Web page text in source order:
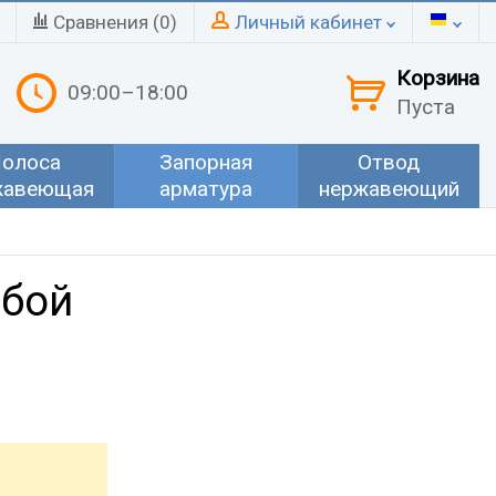
Сравнения (0) Личный кабинет
09:00–18:00
Корзина
Пуста
Запорная
арматура
Отвод
нержавеющий